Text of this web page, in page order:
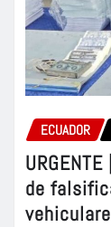
ECUADOR
de